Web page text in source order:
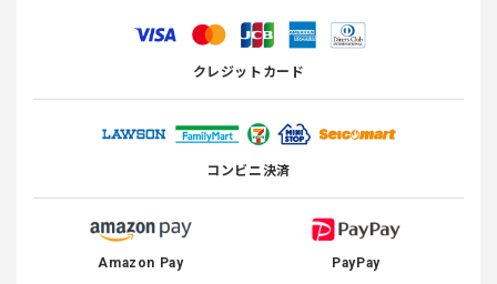
クレジットカード
コンビニ決済
Amazon Pay PayPay